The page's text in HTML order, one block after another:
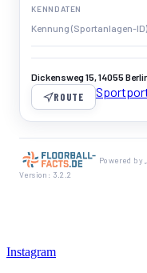
KENNDATEN
Kennung (Sportanlagen-ID)
Dickensweg 15, 14055
ROUTE
Powered by
Version: 3.2.2
Instagram